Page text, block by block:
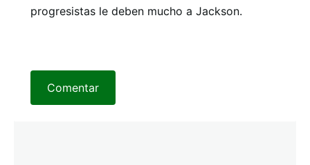
progresistas le deben mucho a Jackson.
Comentar